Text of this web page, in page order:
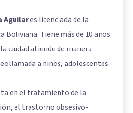
Aguilares licenciada de la
Boliviana. Tiene más de 10 años
ciudad atiende de manera
a niños, adolescentes
en el tratamiento de la
el trastorno obsesivo-